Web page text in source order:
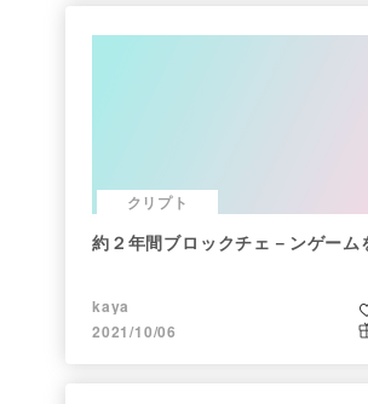
クリプト
約２年間ブロックチェ－ンゲーム
kaya
2021/10/06